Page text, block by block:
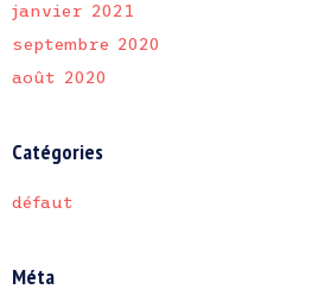
janvier 2021
septembre 2020
août 2020
Catégories
défaut
Méta